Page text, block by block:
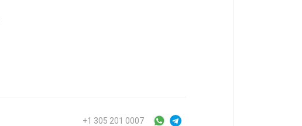
+1 305 201 0007